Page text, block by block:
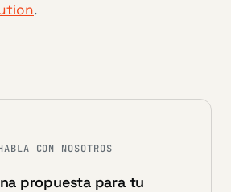
.
CON NOSOTROS
propuesta para tu